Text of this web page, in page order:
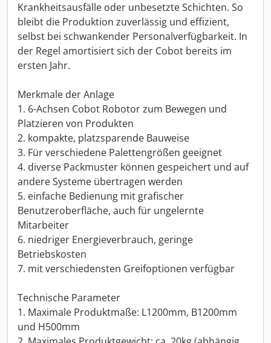
Krankheitsausfälle oder unbesetzte Schichten. So
bleibt die Produktion zuverlässig und effizient,
selbst bei schwankender Personalverfügbarkeit. In
der Regel amortisiert sich der Cobot bereits im
ersten Jahr.
Merkmale der Anlage
1. 6-Achsen Cobot Robotor zum Bewegen und
Platzieren von Produkten
2. kompakte, platzsparende Bauweise
3. Für verschiedene Palettengrößen geeignet
4. diverse Packmuster können gespeichert und auf
andere Systeme übertragen werden
5. einfache Bedienung mit grafischer
Benutzeroberfläche, auch für ungelernte
Mitarbeiter
6. niedriger Energieverbrauch, geringe
Betriebskosten
7. mit verschiedensten Greifoptionen verfügbar
Technische Parameter
1. Maximale Produktmaße: L1200mm, B1200mm
und H500mm